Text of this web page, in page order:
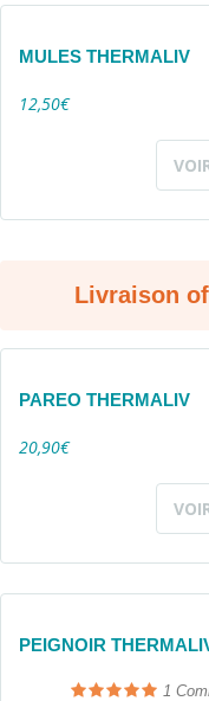
MULES THERMALIV
12,50€
Livraison
PAREO THERMALIV
20,90€
PEIGNOIR
1